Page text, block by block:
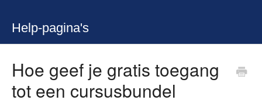
Help-pagina's
Hoe geef je gratis toegang
tot een cursusbundel